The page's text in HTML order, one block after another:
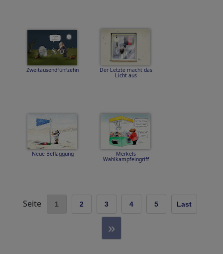
Zweitausendfünfzehn Der Letzte macht das
Licht aus
Neue Beflaggung Merkels
Wahlkampfeingriff
Seite 1 2 3 4 5 Last
»